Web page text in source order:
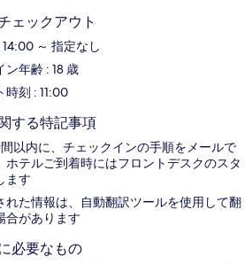
ェックアウト
～ 指定なし
年齢 : 18 歳
刻 : 11:00
する特記事項
以内に、チェックインの手順をメールで
ホテルご到着時にはフロントデスクのスタ
ます
れた情報は、自動翻訳ツールを使用して翻
合があります
必要なもの